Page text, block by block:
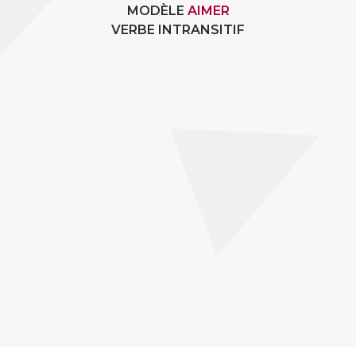
MODÈLE AIMER
VERBE INTRANSITIF